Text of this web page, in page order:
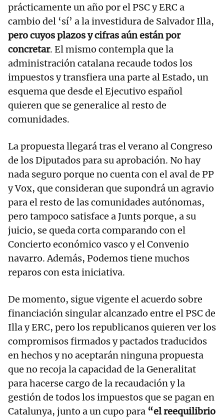
prácticamente un año por el PSC y ERC a
cambio del ‘sí’ a la investidura de Salvador Illa,
pero cuyos plazos y cifras aún están por
concretar. El mismo contempla que la
administración catalana recaude todos los
impuestos y transfiera una parte al Estado, un
esquema que desde el Ejecutivo español
quieren que se generalice al resto de
comunidades.
La propuesta llegará tras el verano al Congreso
de los Diputados para su aprobación. No hay
nada seguro porque no cuenta con el aval de PP
y Vox, que consideran que supondrá un agravio
para el resto de las comunidades autónomas,
pero tampoco satisface a Junts porque, a su
juicio, se queda corta comparando con el
Concierto económico vasco y el Convenio
navarro. Además, Podemos tiene muchos
reparos con esta iniciativa.
De momento, sigue vigente el acuerdo sobre
financiación singular alcanzado entre el PSC de
Illa y ERC, pero los republicanos quieren ver los
compromisos firmados y pactados traducidos
en hechos y no aceptarán ninguna propuesta
que no recoja la capacidad de la Generalitat
para hacerse cargo de la recaudación y la
gestión de todos los impuestos que se pagan en
Catalunya, junto a un cupo para “el reequilibrio